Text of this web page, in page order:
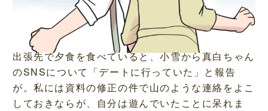
出張先で夕食を食べていると、小雪から真白ちゃん
のSNSについて「デートに行っていた」と報告
が。私には資料の修正の件で山のような連絡をよこ
しておきならが、自分は遊んでいたことに呆れま